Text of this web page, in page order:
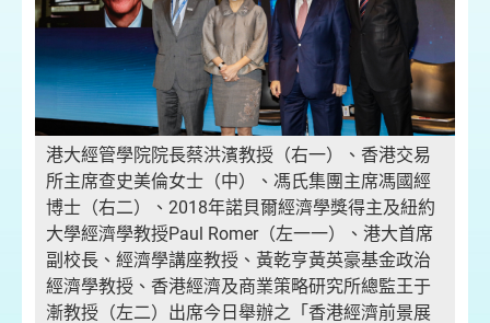
港大經管學院院長蔡洪濱教授（右一）、香港交易
所主席查史美倫女士（中）、馮氏集團主席馮國經
博士（右二）、2018年諾貝爾經濟學獎得主及紐約
大學經濟學教授Paul Romer（左一一）、港大首席
副校長、經濟學講座教授、黃乾亨黃英豪基金政治
經濟學教授、香港經濟及商業策略研究所總監王于
漸教授（左二）出席今日舉辦之「香港經濟前景展